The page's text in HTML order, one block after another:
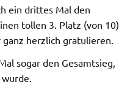
ein drittes Mal den
tollen 3. Platz (von 10)
herzlich gratulieren.
sogar den Gesamtsieg,